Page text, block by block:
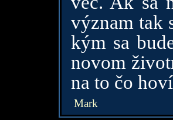
význam tak
kým sa
novom
na to čo
Mark